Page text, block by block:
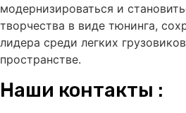
модернизироваться и
творчества в виде тюнинга,
лидера среди легких
пространстве.
Наши контакты :